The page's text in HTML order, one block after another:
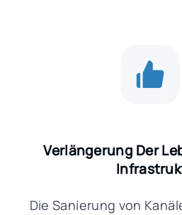
Verlängerung Der
Die Sanierung von